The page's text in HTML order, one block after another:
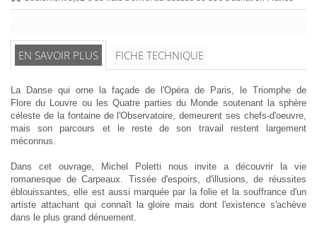
EN SAVOIR PLUS FICHE TECHNIQUE
La Danse qui orne la façade de l'Opéra de Paris, le Triomphe de
Flore du Louvre ou les Quatre parties du Monde soutenant la sphère
céleste de la fontaine de l'Observatoire, demeurent ses chefs-d'oeuvre,
mais son parcours et le reste de son travail restent largement
méconnus.
Dans cet ouvrage, Michel Poletti nous invite a découvrir la vie
romanesque de Carpeaux. Tissée d'espoirs, d'illusions, de réussites
éblouissantes, elle est aussi marquée par la folie et la souffrance d'un
artiste attachant qui connaît la gloire mais dont l'existence s'achève
dans le plus grand dénuement.